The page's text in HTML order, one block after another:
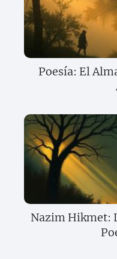
Poesía: El
Nazim Hikmet: